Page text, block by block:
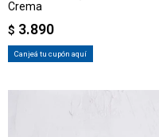
Crema
$ 3.890
Canjeá tu cupón aquí